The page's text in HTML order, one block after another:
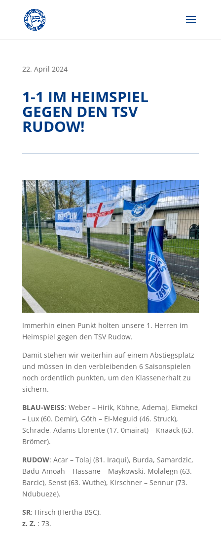
content
22. April 2024
1-1 IM HEIMSPIEL
GEGEN DEN TSV
RUDOW!
Immerhin einen Punkt holten unsere 1. Herren im
Heimspiel gegen den TSV Rudow.
Damit stehen wir weiterhin auf einem Abstiegsplatz
und müssen in den verbleibenden 6 Saisonspielen
noch ordentlich punkten, um den Klassenerhalt zu
sichern.
BLAU-WEISS: Weber – Hirik, Köhne, Ademaj, Ekmekci
– Lux (60. Demir), Göth – EI-Meguid (46. Struck),
Schrade, Adams Llorente (17. 0mairat) – Knaack (63.
Brömer).
RUDOW: Acar – Tolaj (81. Iraqui), Burda, Samardzic,
Badu-Amoah – Hassane – Maykowski, Molalegn (63.
Barcic), Senst (63. Wuthe), Kirschner – Sennur (73.
Ndubueze).
SR: Hirsch (Hertha BSC).
z. Z. : 73.